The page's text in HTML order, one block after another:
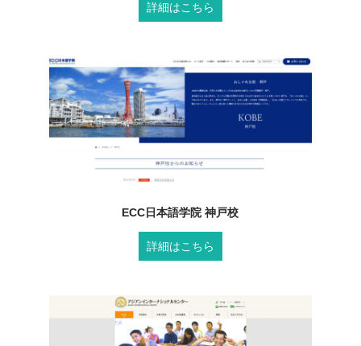
詳細はこちら
ECC日本語学院 神戸校
詳細はこちら